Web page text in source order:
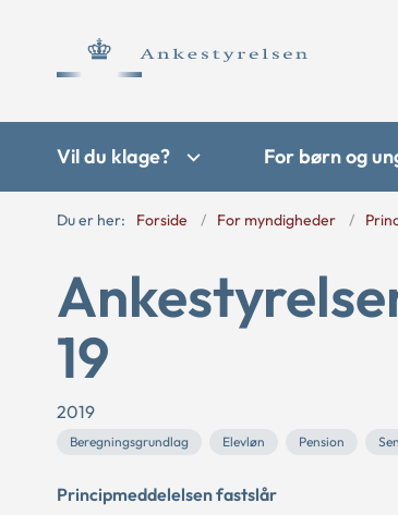
Vil du klage? For børn og
Du er her: Forside For myndigheder
19
2019
Beregningsgrundlag Elevløn Pension
Principmeddelelsen fastslår